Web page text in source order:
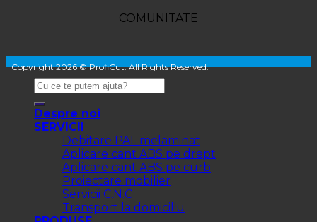
COMUNITATE
Copyright 2026 © ProfiCut. All Rights Reserved.
Despre noi
SERVICII
Debitare PAL melaminat
Aplicare cant ABS pe drept
Aplicare cant ABS pe curb
Proiectare mobilier
Servicii C.N.C
Transport la domiciliu